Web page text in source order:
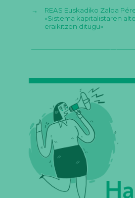
→
REAS Euskadiko Zaloa
«Sistema kapitalistaren
eraikitzen ditugu»